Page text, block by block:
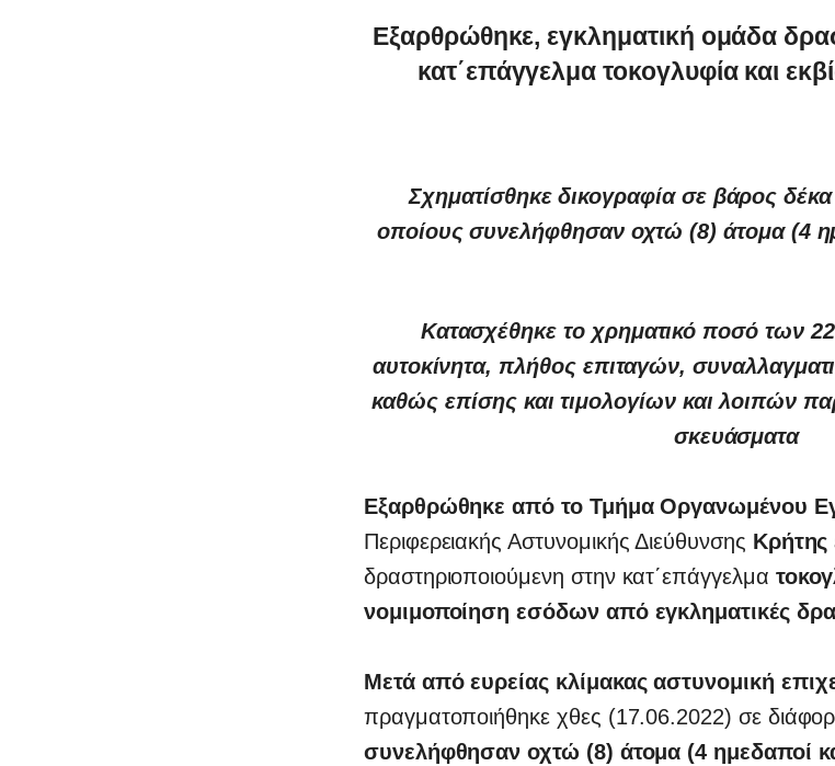
Εξαρθρώθηκε, εγκληματική ομάδα
κατ΄επάγγελμα τοκογλυφία και
Σχηματίσθηκε δικογραφία σε βάρος
οποίους συνελήφθησαν οχτώ (8) άτομα (4
Κατασχέθηκε το χρηματικό ποσό των
αυτοκίνητα, πλήθος επιταγών,
καθώς επίσης και τιμολογίων και λοιπών
σκευάσματα
Εξαρθρώθηκε από το Τμήμα Οργανωμένου
Περιφερειακής Αστυνομικής Διεύθυνσης Κρήτης
δραστηριοποιούμενη στην κατ΄επάγγελμα
νομιμοποίηση εσόδων από εγκληματικές
Μετά από ευρείας κλίμακας αστυνομική
πραγματοποιήθηκε χθες (17.06.2022) σε
συνελήφθησαν οχτώ (8) άτομα (4 ημεδαποί